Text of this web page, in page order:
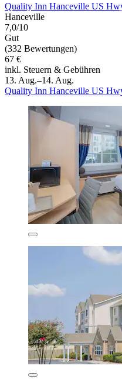
Quality Inn Hanceville US
Hanceville
7,0/10
Gut
(332 Bewertungen)
67 €
inkl. Steuern & Gebühren
13. Aug.–14. Aug.
Quality Inn Hanceville US